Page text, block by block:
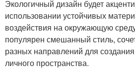
Экологичный дизайн будет
использовании устойчивых
воздействия на окружающую
популярен смешанный стиль,
разных направлений для
личного пространства.